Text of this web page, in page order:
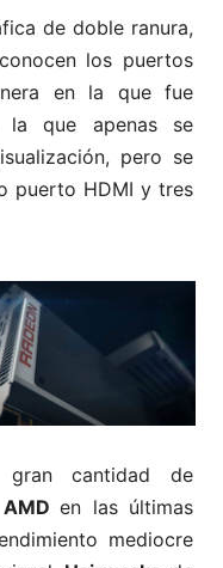
de doble ranura,
los puertos
en la que fue
que apenas se
pero se
puerto HDMI y tres
gran cantidad de
AMDen las últimas
mediocre